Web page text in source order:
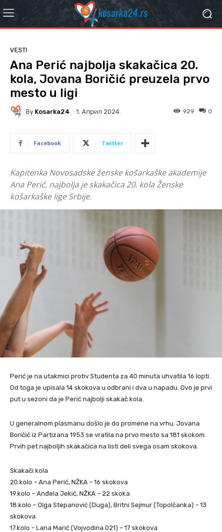
VESTI
Ana Perić najbolja skakačica 20.
kola, Jovana Boričić preuzela prvo
mesto u ligi
By Kosarka24 1. Април 2024. 0
929
Facebook Twitter
Kapitenka Novosadske ženske košarkaške akademije
Ana Perić, najbolja je skakačica 20. kola Ženske
košarkaške lige Srbije.
Perić je na utakmici protiv Studenta za 40 minuta uhvatila 16 lopti.
Od toga je upisala 14 skokova u odbrani i dva u napadu. Ovo je prvi
put u sezoni da je Perić najbolji skakač kola.
U generalnom plasmanu došlo je do promene na vrhu. Jovana
Boričić iz Partizana 1953 se vratila na prvo mesto sa 181 skokom.
Prvih pet najboljih skakačica na listi deli svega osam skokova.
Skakači kola
20.kolo – Ana Perić, NŽKA – 16 skokova
19.kolo – Anđela Jekić, NŽKA – 22 skoka
18.kolo – Olga Stepanović (Duga), Britni Sejmur (Topolčanka) – 13
skokova
17.kolo – Lana Marić (Vojvodina 021) – 17 skokova